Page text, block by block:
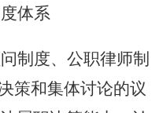
体系
制度、公职律师制
策和集体讨论的议